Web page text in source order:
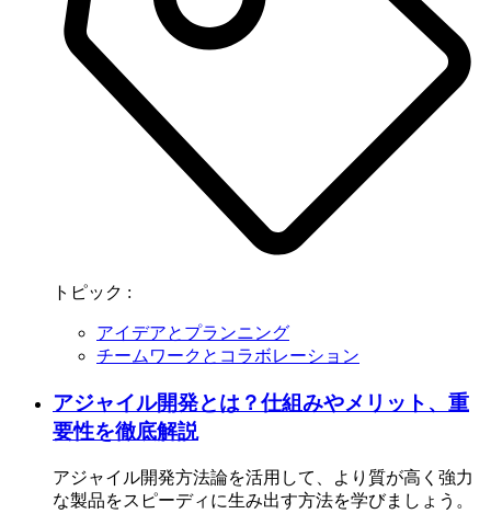
トピック :
アイデアとプランニング
チームワークとコラボレーション
アジャイル開発とは？仕組みやメリット、重
要性を徹底解説
アジャイル開発方法論を活用して、より質が高く強力
な製品をスピーディに生み出す方法を学びましょう。